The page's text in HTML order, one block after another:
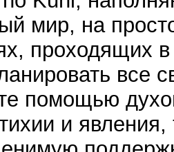
мир, на
проходящих
все
помощью
и явления,